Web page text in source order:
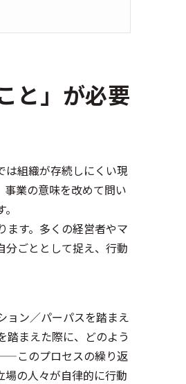
と」が必要
は組織が存続しにくい現
業の意味を改めて問い
ます。多くの経営者やマ
分ごととして捉え、行動
ョン／パーパスを踏まえ
踏まえた際に、どのよう
このプロセスの繰り返
の人々が自律的に行動